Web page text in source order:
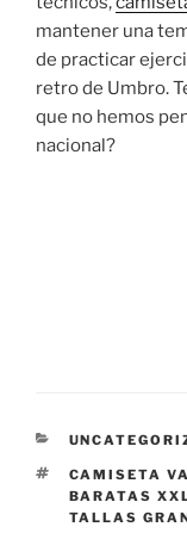
mantener una
de practicar
retro de Umbro.
que no hemos
nacional?
CATEGORÍAS
ETIQUETAS
CAMISETA
BARATAS
TALLAS